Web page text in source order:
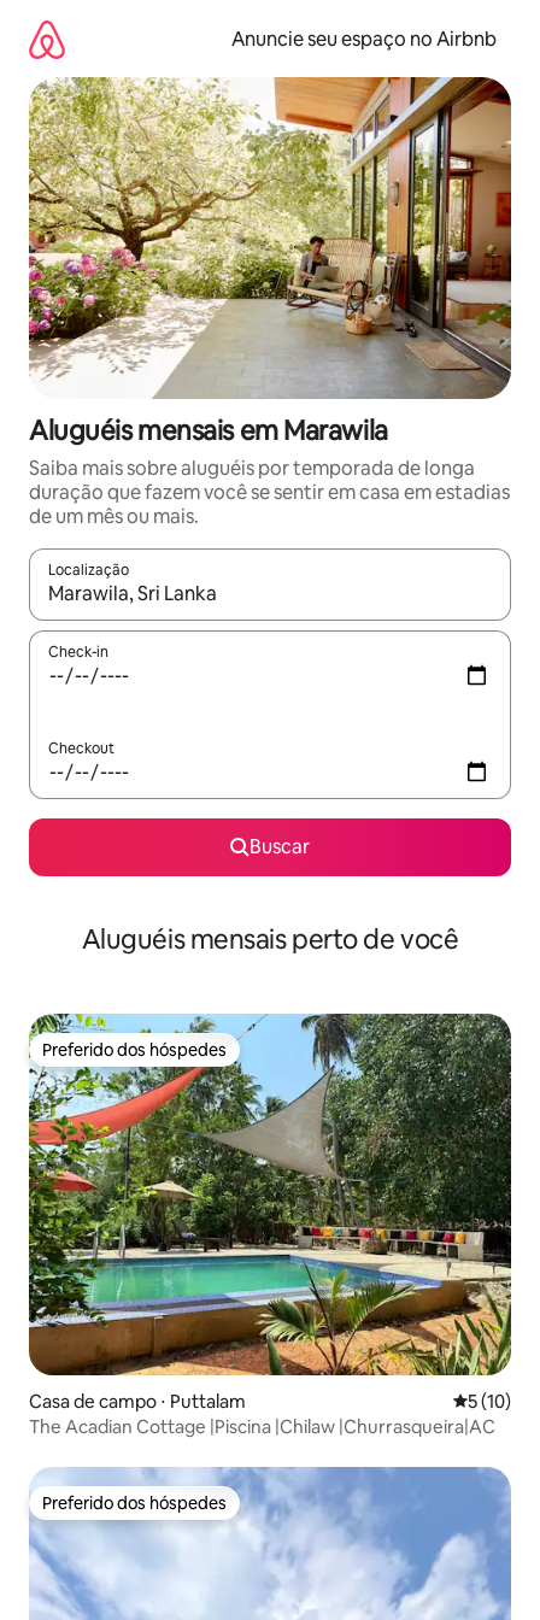
para
conteúdo
Anuncie seu espaço no Airbnb
Aluguéis mensais em Marawila
Saiba mais sobre aluguéis por temporada de longa
duração que fazem você se sentir em casa em estadias
de um mês ou mais.
Localização
Quando os resultados estiverem disponíveis, explore-os
Check-in
Checkout
Buscar
Aluguéis mensais perto de você
Preferido dos hóspedes
Preferido dos hóspedes
Casa de campo ⋅ Puttalam 5 de uma
5 (10)
The Acadian Cottage |Piscina |Chilaw |Churrasqueira|AC
Preferido dos hóspedes
Preferido dos hóspedes